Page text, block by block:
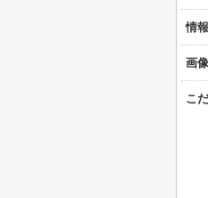
情
画
こ